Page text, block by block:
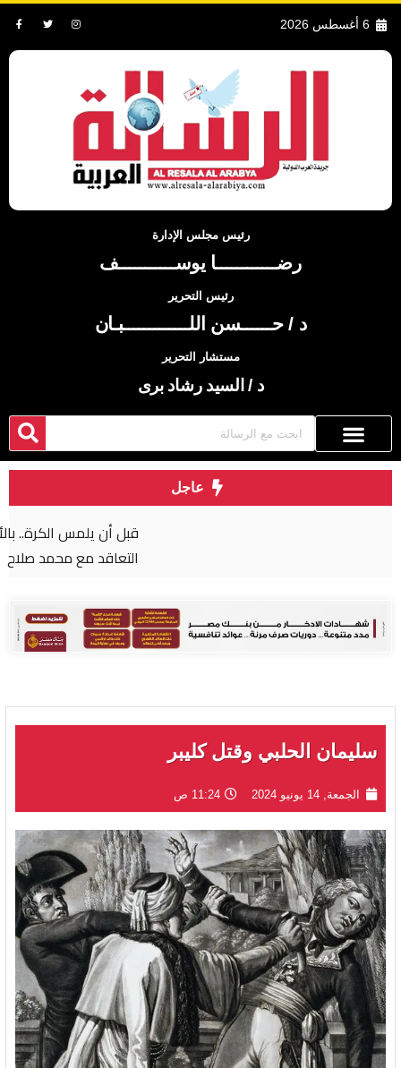
6 أغسطس 2026
رئيس مجلس الإدارة
رضــــــــــــا يوســـــــــــف
رئيس التحرير
د / حــــــسن اللـــــــــــــبـان
مستشار التحرير
د / السيد رشاد برى
عاجل
قبل أن يلمس الكرة.. بالأرقام طرابزون يحصد ثمار
سليمان الحلبي وقتل كليبر
الجمعة, 14 يونيو 2024 11:24 ص